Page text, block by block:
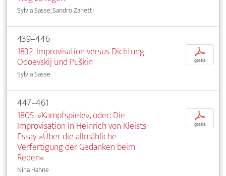
Sylvia Sasse, Sandro Zanetti
439–446
1832. Improvisation versus Dichtung.
Odoevskij und Puškin
Sylvia Sasse
p
gratis
447–461
1805. »Kampfspiele«, oder: Die
Improvisation in Heinrich von Kleists
Essay »Über die allmähliche
Verfertigung der Gedanken beim
Reden«
Nina Hahne
p
gratis